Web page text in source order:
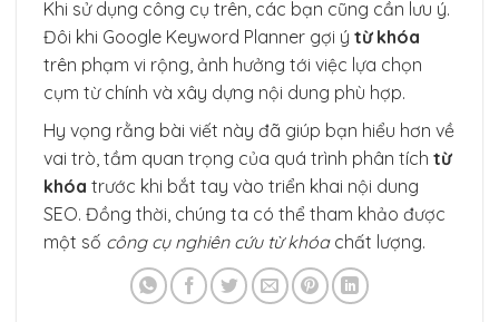
Khi sử dụng công cụ trên, các bạn cũng cần lưu ý.
Đôi khi Google Keyword Planner gợi ý từ khóa
trên phạm vi rộng, ảnh hưởng tới việc lựa chọn
cụm từ chính và xây dựng nội dung phù hợp.
Hy vọng rằng bài viết này đã giúp bạn hiểu hơn về
vai trò, tầm quan trọng của quá trình phân tích từ
khóa trước khi bắt tay vào triển khai nội dung
SEO. Đồng thời, chúng ta có thể tham khảo được
một số công cụ nghiên cứu từ khóachất lượng.